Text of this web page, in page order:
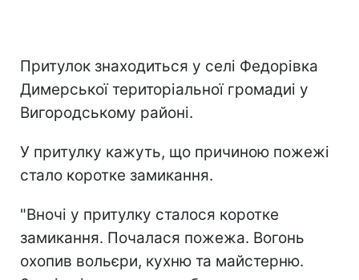
Притулок знаходиться у селі Федорівка
Димерської територіальної громадиі у
Вигородському районі.
У притулку кажуть, що причиною пожежі
стало коротке замикання.
"Вночі у притулку сталося коротке
замикання. Почалася пожежа. Вогонь
охопив вольєри, кухню та майстерню.